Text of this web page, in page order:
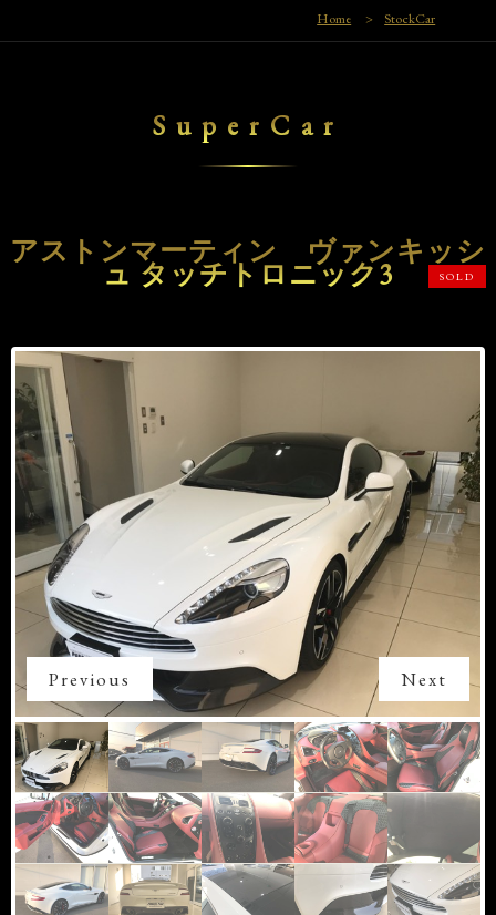
Home > StockCar
SuperCar
アストンマーティン ヴァンキッシ
ュ タッチトロニック3 SOLD
Previous Next